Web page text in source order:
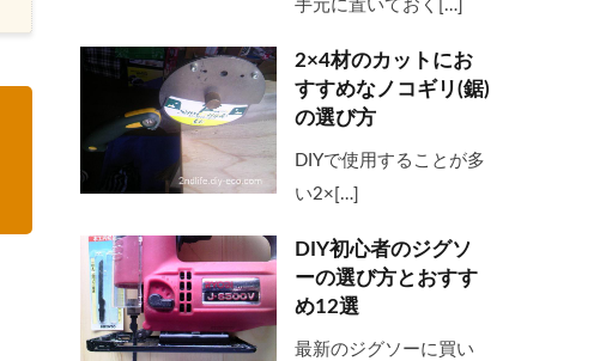
手元に置いておく[…]
2×4材のカットにお
すすめなノコギリ(鋸)
の選び方
DIYで使用することが多
い2×[…]
DIY初心者のジグソ
ーの選び方とおすす
め12選
最新のジグソーに買い